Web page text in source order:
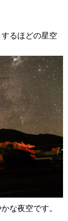
るほどの星空
な夜空です。